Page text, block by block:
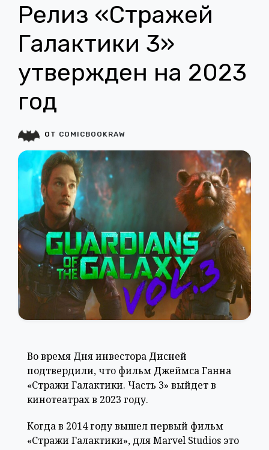
Во время Дня инвестора Дисней
подтвердили, что фильм Джеймса Ганна
«Стражи Галактики. Часть 3» выйдет в
кинотеатрах в 2023 году.
Когда в 2014 году вышел первый фильм
«Стражи Галактики», для Marvel Studios это
Релиз «Стражей
Галактики 3»
утвержден на 2023
год
ОТ COMICBOOKRAW